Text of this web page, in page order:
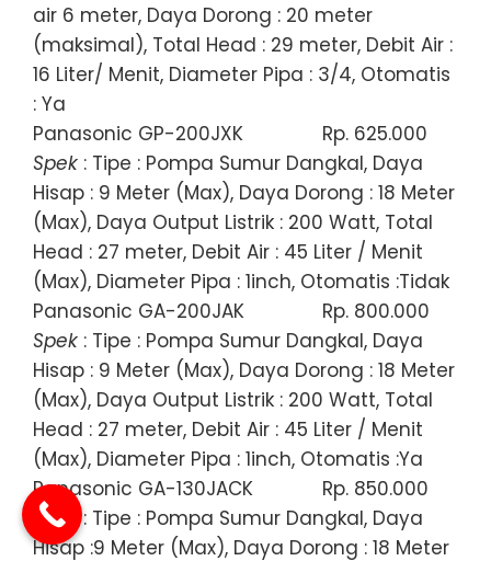
air 6 meter, Daya Dorong : 20 meter
(maksimal), Total Head : 29 meter, Debit Air :
16 Liter/ Menit, Diameter Pipa : 3/4, Otomatis
: Ya
Panasonic GP-200JXK
Rp. 625.000
Spek : Tipe : Pompa Sumur Dangkal, Daya
Hisap : 9 Meter (Max), Daya Dorong : 18 Meter
(Max), Daya Output Listrik : 200 Watt, Total
Head : 27 meter, Debit Air : 45 Liter / Menit
(Max), Diameter Pipa : 1inch, Otomatis :Tidak
Panasonic GA-200JAK
Rp. 800.000
Spek : Tipe : Pompa Sumur Dangkal, Daya
Hisap : 9 Meter (Max), Daya Dorong : 18 Meter
(Max), Daya Output Listrik : 200 Watt, Total
Head : 27 meter, Debit Air : 45 Liter / Menit
(Max), Diameter Pipa : 1inch, Otomatis :Ya
Panasonic GA-130JACK
Rp. 850.000
Spek : Tipe : Pompa Sumur Dangkal, Daya
Hisap :9 Meter (Max), Daya Dorong : 18 Meter